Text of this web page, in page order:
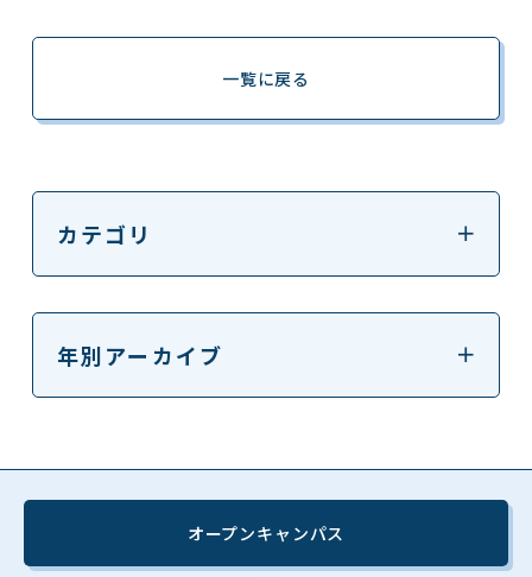
一覧に戻る
カテゴリ
年別アーカイブ
オープンキャンパス